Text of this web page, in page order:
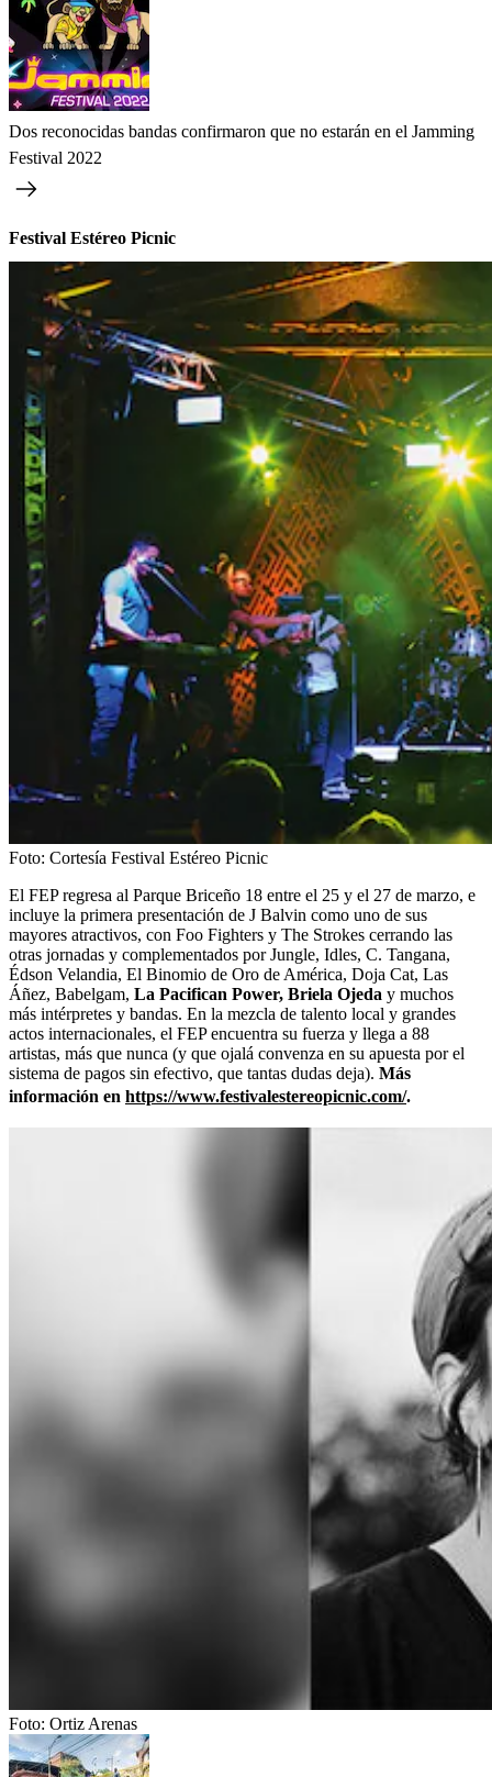
Dos reconocidas bandas confirmaron que no estarán en el Jamming
Festival 2022
Festival Estéreo Picnic
Foto: Cortesía Festival Estéreo Picnic
El FEP regresa al Parque Briceño 18 entre el 25 y el 27 de marzo, e
incluye la primera presentación de J Balvin como uno de sus
mayores atractivos, con Foo Fighters y The Strokes cerrando las
otras jornadas y complementados por Jungle, Idles, C. Tangana,
Édson Velandia, El Binomio de Oro de América, Doja Cat, Las
Áñez, Babelgam, La Pacifican Power, Briela Ojeda y muchos
más intérpretes y bandas. En la mezcla de talento local y grandes
actos internacionales, el FEP encuentra su fuerza y llega a 88
artistas, más que nunca (y que ojalá convenza en su apuesta por el
sistema de pagos sin efectivo, que tantas dudas deja). Más
información en https://www.festivalestereopicnic.com/.
Foto: Ortiz Arenas